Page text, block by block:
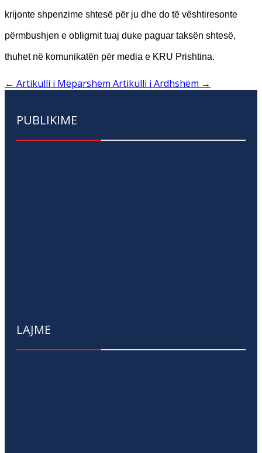
krijonte shpenzime shtesë për ju dhe do të vështiresonte
përmbushjen e obligmit tuaj duke paguar taksën shtesë,
thuhet në komunikatën për media e KRU Prishtina.
← Artikulli i Mëparshëm Artikulli i Ardhshëm →
PUBLIKIME
LAJME